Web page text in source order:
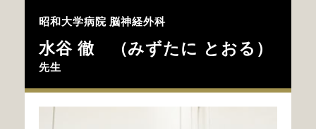
昭和大学病院脳神経外科
水谷 徹 （みずたに とおる）
先生